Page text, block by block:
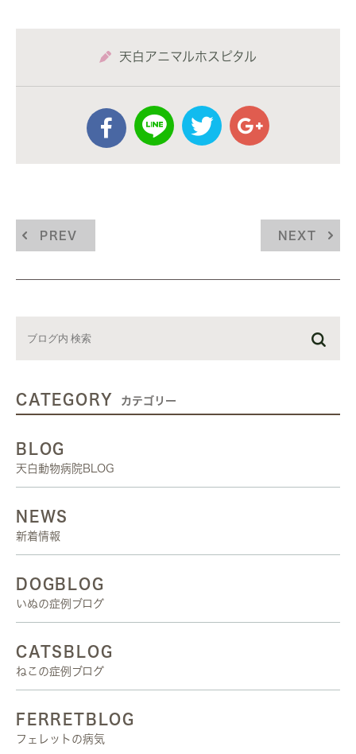
天白アニマルホスピタル
PREV NEXT
CATEGORY カテゴリー
BLOG
天白動物病院BLOG
NEWS
新着情報
DOGBLOG
いぬの症例ブログ
CATSBLOG
ねこの症例ブログ
FERRETBLOG
フェレットの病気